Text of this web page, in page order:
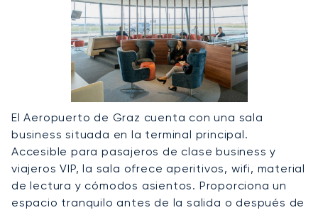
El Aeropuerto de Graz cuenta con una sala
business situada en la terminal principal.
Accesible para pasajeros de clase business y
viajeros VIP, la sala ofrece aperitivos, wifi, material
de lectura y cómodos asientos. Proporciona un
espacio tranquilo antes de la salida o después de